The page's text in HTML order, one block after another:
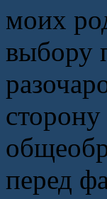
моих
выбору
перед